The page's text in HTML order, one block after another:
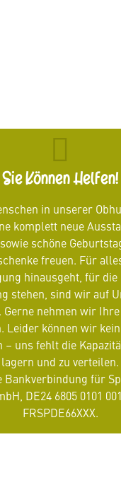
Sie Können Helfen!
in unserer
komplett neue
schöne
freuen. Für
hinausgeht, für die
stehen, sind wir auf
Gerne nehmen wir
Leider können wir
– uns fehlt die
und zu
Bankverbindung für
DE24 6805 0101
FRSPDE66XXX.